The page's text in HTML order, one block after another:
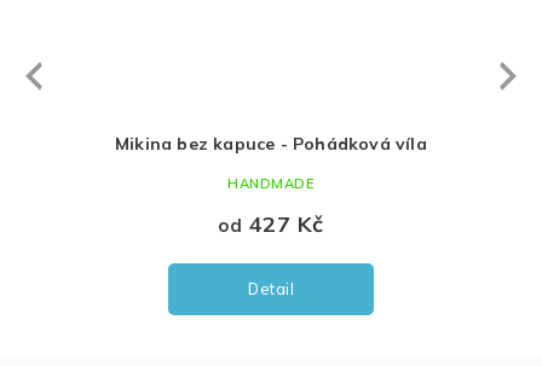
Mikina bez kapuce - Pohádková víla
od 427 Kč
Detail
HANDMADE
Next